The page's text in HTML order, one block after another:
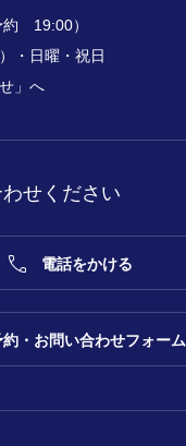
約 19:00）
・日曜・祝日
」へ
せください
 電話をかける
約・お問い合わせフォーム